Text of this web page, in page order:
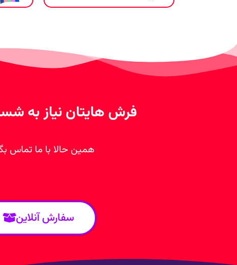
فرش هایتان نیاز به
همین حالا با ما تماس
سفارش آنلاین